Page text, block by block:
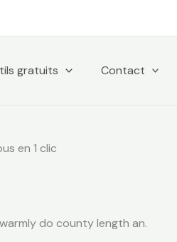
gratuits Contact
en 1 clic
do county length an.